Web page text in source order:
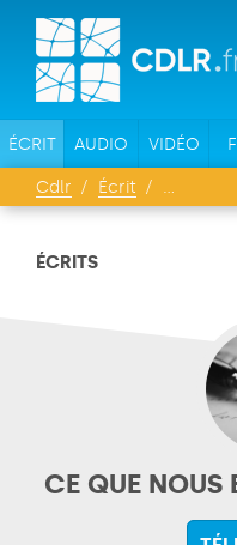
ÉCRIT AUDIO VIDÉO
Cdlr Écrit
ÉCRITS
CE QUE NOUS